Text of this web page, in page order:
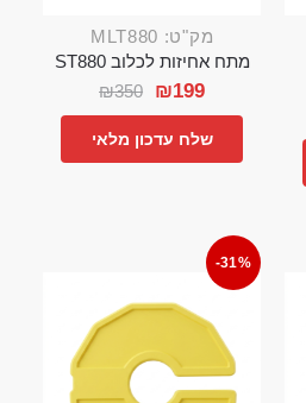
מק"ט: MLT880
מתח אחיזות לכלוב ST880
₪350 ₪199
שלח עדכון מלאי
-31%